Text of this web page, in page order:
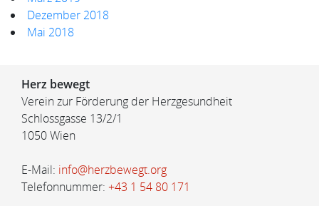
Dezember 2018
Mai 2018
Herz bewegt
Verein zur Förderung der Herzgesundheit
Schlossgasse 13/2/1
1050 Wien
E-Mail: info@herzbewegt.org
Telefonnummer: +43 1 54 80 171